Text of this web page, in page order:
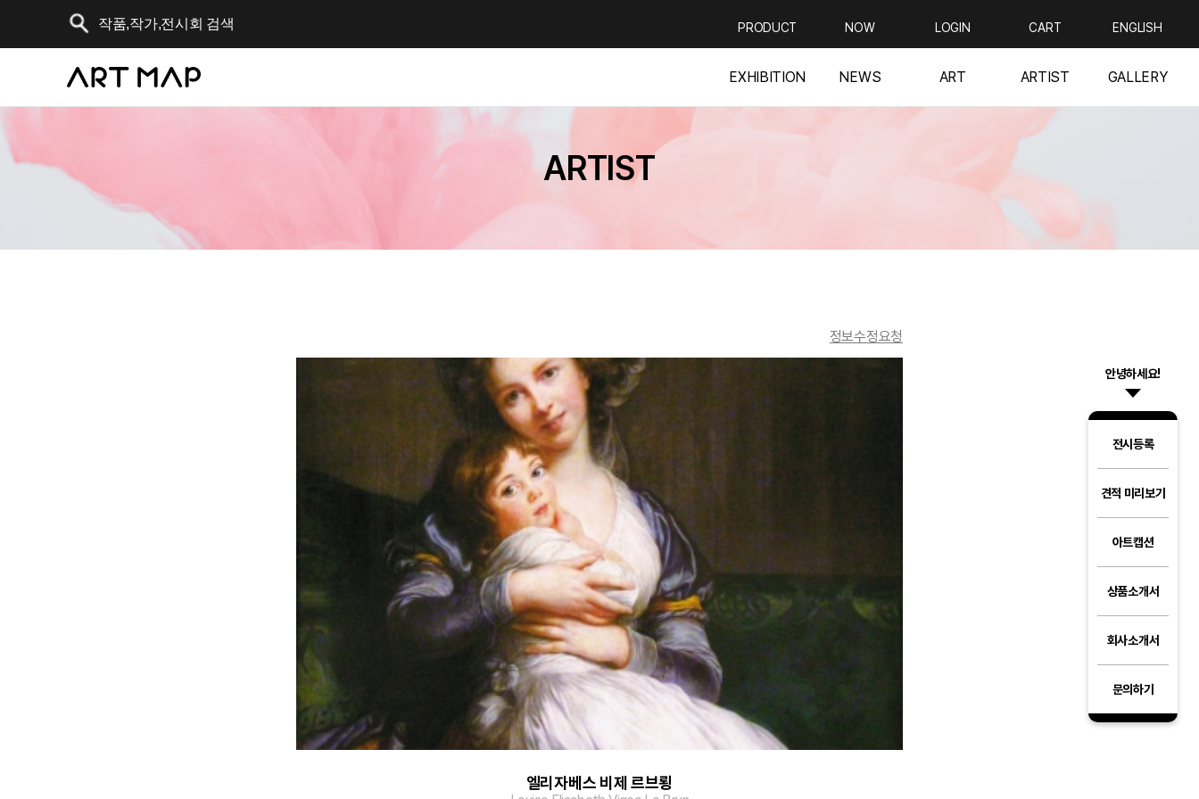
PRODUCT NOW LOGIN CART ENGLISH
EXHIBITION NEWS ART ARTIST GALLERY
안녕하세요!
전시등록
견적 미리보기
아트캡션
상품소개서
회사소개서
문의하기
ARTIST
정보수정요청
엘리자베스 비제 르브룅